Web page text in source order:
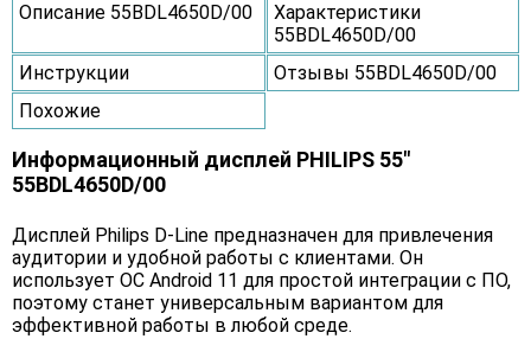
Описание 55BDL4650D/00
Характеристики
55BDL4650D/00
Инструкции
Отзывы 55BDL4650D/00
Похожие
Информационный дисплей PHILIPS 55"
55BDL4650D/00
Дисплей Philips D-Line предназначен для привлечения
аудитории и удобной работы с клиентами. Он
использует ОС Android 11 для простой интеграции с ПО,
поэтому станет универсальным вариантом для
эффективной работы в любой среде.